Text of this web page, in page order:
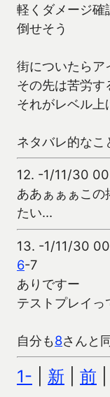
軽くダメージ確
倒せそう
街についたらア
その先は苦労す
それがレベル上
ネタバレ的なこ
12. -1/11/30
ああぁぁぁこの
たい…
13. -1/11/30
6-7
ありですー
テストプレイっ
自分も8さんと
1- 新 前